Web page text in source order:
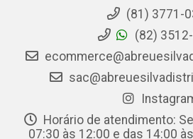
(81) 3771-
(82)
Horário de atendimento:
07:30 às 12:00 e das 14:00